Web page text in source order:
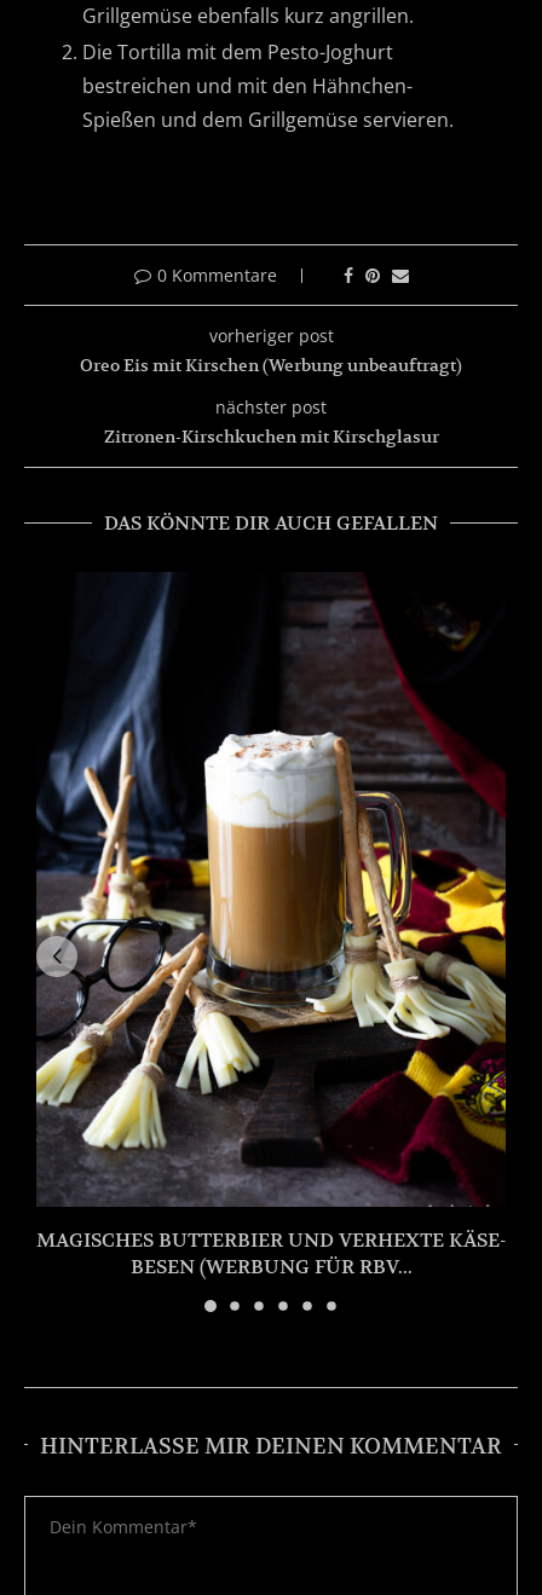
Grillgemüse ebenfalls kurz angrillen.
Die Tortilla mit dem Pesto-Joghurt
bestreichen und mit den Hähnchen-
Spießen und dem Grillgemüse servieren.
0 Kommentare
vorheriger post
Oreo Eis mit Kirschen (Werbung unbeauftragt)
nächster post
Zitronen-Kirschkuchen mit Kirschglasur
DAS KÖNNTE DIR AUCH GEFALLEN
MAGISCHES BUTTERBIER UND VERHEXTE KÄSE-
BESEN (WERBUNG FÜR RBV...
HINTERLASSE MIR DEINEN KOMMENTAR